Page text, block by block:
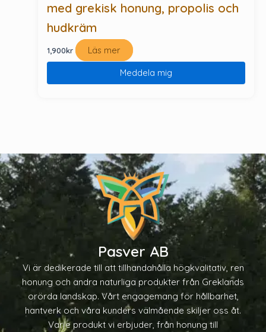
med grekisk honung, propolis och
hudkräm
1,900kr Läs mer
Meddela mig
Pasver AB
Vi är dedikerade till att tillhandahålla högkvalitativ, ren
honung och andra naturliga produkter från Greklands
orörda landskap. Vårt engagemang för hållbarhet,
hantverk och våra kunders välmående skiljer oss åt.
Varje produkt vi erbjuder, från honung till